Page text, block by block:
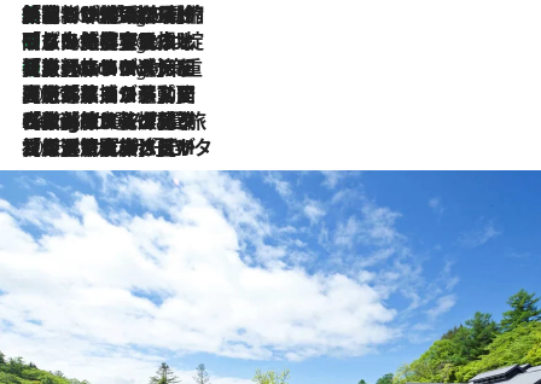
5 Hours Ago
「荷物が増えるほど旅ストレスは増す」美容ジャーナリストがたどり着いた最終結論。“化粧品を劇的に減らす”感動の凝縮美容とは
5 Hours Ago
「旅先には金髪ウィッグを持参」日本と同じメイクでは損してる!? 美容ジャーナリストが提案する“掟破りの旅美容”とは
5 Hours Ago
【厳選旅コスメ】「身軽さ＆UV対策重視！」ヘアアーティストshucoが選んだ夏旅ベストコスメを発表【Mサイズジップ】
2026.8.5
【厳選旅コスメ】国内をあちこち移動する河井菜摘が選んだ夏旅ベストコスメ発表！「リラックスアイテムはマスト」【Mサイズジップ】
2026.8.4
【厳選旅コスメ】「紫外線＆乾燥対策しながらメイク感も！」ヘア＆メイクGeorgeが選んだ夏旅ベストコスメを発表！【Mサイズジップ】
2026.8.3
【厳選旅コスメ】「保湿もタイパ重視！」“サウナ好き”タレント清水みさとが愛用する夏旅ベストコスメを発表！【Mサイズジップ】